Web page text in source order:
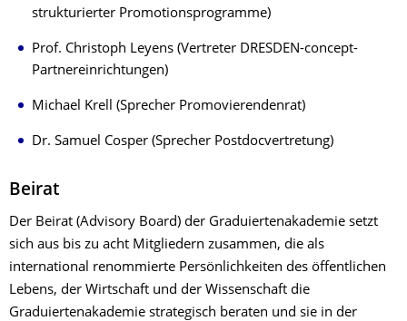
strukturierter Promotionsprogramme)
Prof. Christoph Leyens (Vertreter DRESDEN-concept-
Partnereinrichtungen)
Michael Krell (Sprecher Promovierendenrat)
Dr. Samuel Cosper (Sprecher Postdocvertretung)
Beirat
Der Beirat (Advisory Board) der Graduiertenakademie setzt
sich aus bis zu acht Mitgliedern zusammen, die als
international renommierte Persönlichkeiten des öffentlichen
Lebens, der Wirtschaft und der Wissenschaft die
Graduiertenakademie strategisch beraten und sie in der